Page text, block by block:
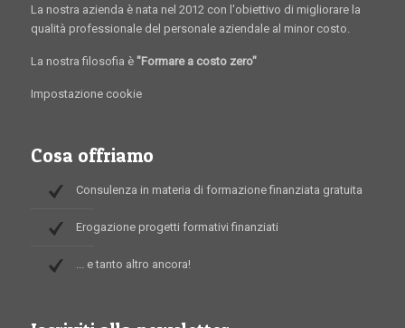
La nostra azienda è nata nel 2012 con l'obiettivo di migliorare la
qualità professionale del personale aziendale al minor costo.
La nostra filosofia è "Formare a costo zero"
Impostazione cookie
Cosa offriamo
Consulenza in materia di formazione finanziata gratuita
Erogazione progetti formativi finanziati
... e tanto altro ancora!